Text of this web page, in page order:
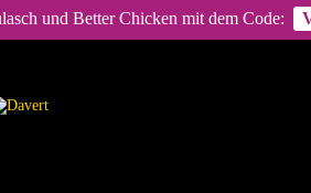
und Better Chicken mit dem Code: